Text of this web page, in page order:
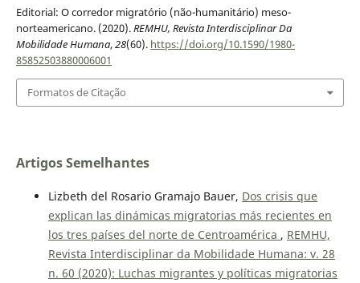
Editorial: O corredor migratório (não-humanitário) meso-
norteamericano. (2020).REMHU, Revista Interdisciplinar Da
Mobilidade Humana,28(60). https://doi.org/10.1590/1980-
85852503880006001
Formatos de Citação
Artigos Semelhantes
Lizbeth del Rosario Gramajo Bauer, Dos crisis que
explican las dinámicas migratorias más recientes en
los tres países del norte de Centroamérica , REMHU,
Revista Interdisciplinar da Mobilidade Humana: v. 28
n. 60 (2020): Luchas migrantes y políticas migratorias